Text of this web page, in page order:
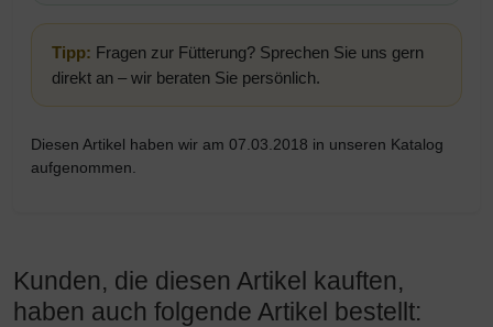
Tipp: Fragen zur Fütterung? Sprechen Sie uns gern
direkt an – wir beraten Sie persönlich.
Diesen Artikel haben wir am 07.03.2018 in unseren Katalog
aufgenommen.
Kunden, die diesen Artikel kauften,
haben auch folgende Artikel bestellt: